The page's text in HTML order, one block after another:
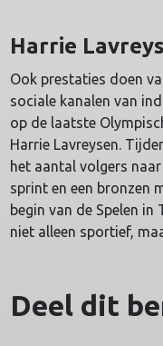
Harrie
Ook prestaties doen
sociale kanalen van
op de laatste
Harrie Lavreysen.
het aantal volgers
sprint en een bronzen
begin van de Spelen
niet alleen sportief,
Deel dit